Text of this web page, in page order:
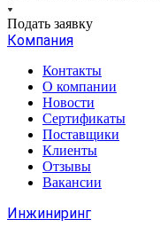
Подать заявку
Компания
Контакты
О компании
Новости
Сертификаты
Поставщики
Клиенты
Отзывы
Вакансии
Инжиниринг